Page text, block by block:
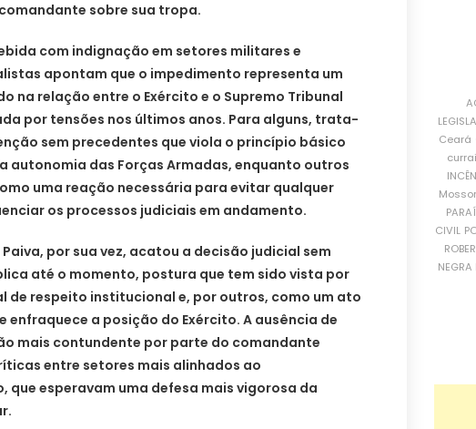
sobre sua tropa.
com indignação em setores militares e
apontam que o impedimento representa um
na relação entre o Exército e o Supremo Tribunal
por tensões nos últimos anos. Para alguns, trata-
sem precedentes que viola o princípio básico
autonomia das Forças Armadas, enquanto outros
uma reação necessária para evitar qualquer
os processos judiciais em andamento.
por sua vez, acatou a decisão judicial sem
até o momento, postura que tem sido vista por
de respeito institucional e, por outros, como um ato
enfraquece a posição do Exército. A ausência de
mais contundente por parte do comandante
entre setores mais alinhados ao
que esperavam uma defesa mais vigorosa da
Ceará
CIVIL
NEGRA